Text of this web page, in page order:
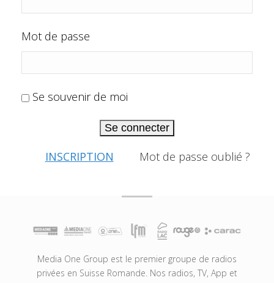
Mot de passe
Se souvenir de moi
Se connecter
INSCRIPTION Mot de passe oublié ?
Media One Group est le premier groupe de radios
privées en Suisse Romande. Nos radios, TV, App et